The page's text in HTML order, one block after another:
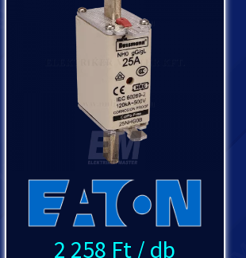
2 258 Ft / db